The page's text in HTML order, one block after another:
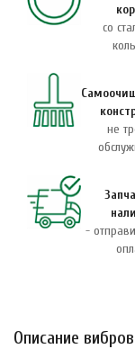
со
не
-
Описание